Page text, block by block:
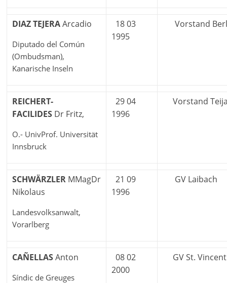
DIAZ TEJERAArcadio
Diputado del Común
(Ombudsman),
Kanarische Inseln
18 03
1995
Vorstand
REICHERT-
FACILIDES Dr Fritz,
O.- UnivProf. Universität
Innsbruck
29 04
1996
Vorstand
SCHWÄRZLER MMagDr
Nikolaus
Landesvolksanwalt,
Vorarlberg
21 09
1996
GV Laibach
CAÑELLASAnton
Síndic de Greuges
08 02
2000
GV St.